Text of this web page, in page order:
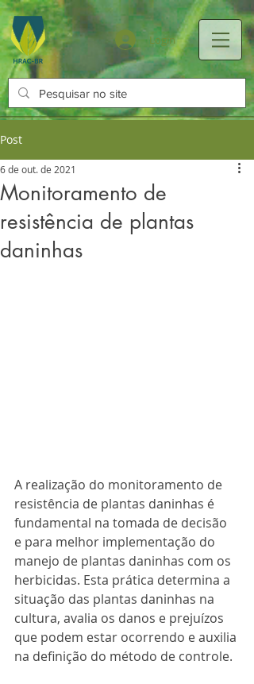
Login
Post
Monitoramento de
resistência de plantas
daninhas
6 de out. de 2021
A realização do monitoramento de
resistência de plantas daninhas é
fundamental na tomada de decisão
e para melhor implementação do
manejo de plantas daninhas com os
herbicidas. Esta prática determina a
situação das plantas daninhas na
cultura, avalia os danos e prejuízos
que podem estar ocorrendo e auxilia
na definição do método de controle.